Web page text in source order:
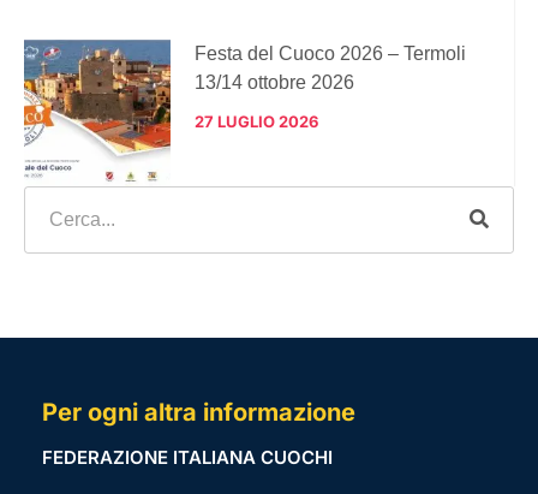
Festa del Cuoco 2026 – Termoli
13/14 ottobre 2026
27 LUGLIO 2026
Per ogni altra informazione
FEDERAZIONE ITALIANA CUOCHI